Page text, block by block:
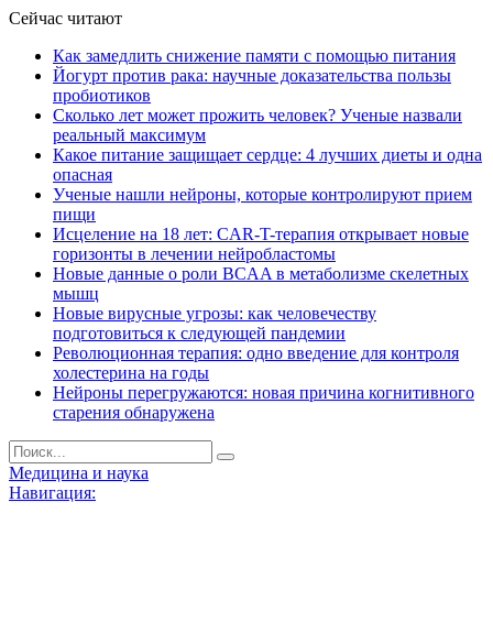
Сейчас читают
Как замедлить снижение памяти с помощью питания
Йогурт против рака: научные доказательства пользы
пробиотиков
Сколько лет может прожить человек? Ученые назвали
реальный максимум
Какое питание защищает сердце: 4 лучших диеты и одна
опасная
Ученые нашли нейроны, которые контролируют прием
пищи
Исцеление на 18 лет: CAR-T-терапия открывает новые
горизонты в лечении нейробластомы
Новые данные о роли BCAA в метаболизме скелетных
мышц
Новые вирусные угрозы: как человечеству
подготовиться к следующей пандемии
Революционная терапия: одно введение для контроля
холестерина на годы
Нейроны перегружаются: новая причина когнитивного
старения обнаружена
Медицина и наука
Навигация: